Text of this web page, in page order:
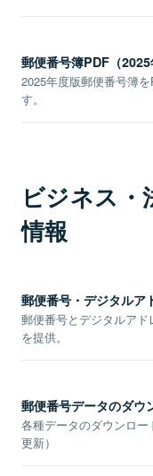
郵便番号簿PDF（2025
2025年度版郵便番号簿
す。
ビジネス・
情報
郵便番号・デジタルア
郵便番号とデジタルア
を提供。
郵便番号データのダウ
各種データのダウンロー
更新）